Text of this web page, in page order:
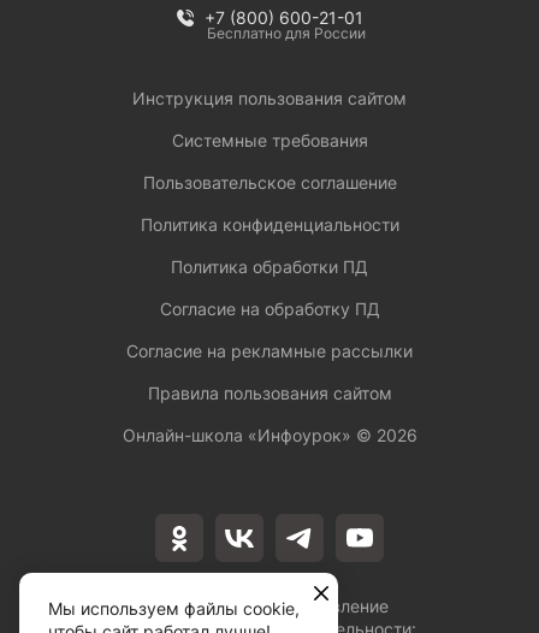
Лицензия на осуществление
образовательной деятельности:
+7 (800) 600-21-01
Бесплатно для России
Инструкция пользования сайтом
Системные требования
Пользовательское соглашение
Политика конфиденциальности
Политика обработки ПД
Согласие на обработку ПД
Согласие на рекламные рассылки
Правила пользования сайтом
Онлайн-школа «Инфоурок» © 2026
Мы используем файлы cookie,